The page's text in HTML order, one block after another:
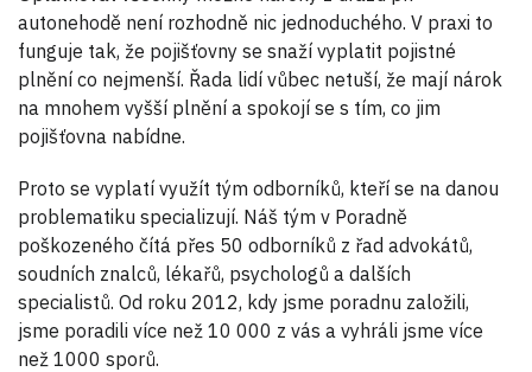
autonehodě není rozhodně nic jednoduchého. V praxi to
funguje tak, že pojišťovny se snaží vyplatit pojistné
plnění co nejmenší. Řada lidí vůbec netuší, že mají nárok
na mnohem vyšší plnění a spokojí se s tím, co jim
pojišťovna nabídne.
Proto se vyplatí využít tým odborníků, kteří se na danou
problematiku specializují. Náš tým v Poradně
poškozeného čítá přes 50 odborníků z řad advokátů,
soudních znalců, lékařů, psychologů a dalších
specialistů. Od roku 2012, kdy jsme poradnu založili,
jsme poradili více než 10 000 z vás a vyhráli jsme více
než 1000 sporů.